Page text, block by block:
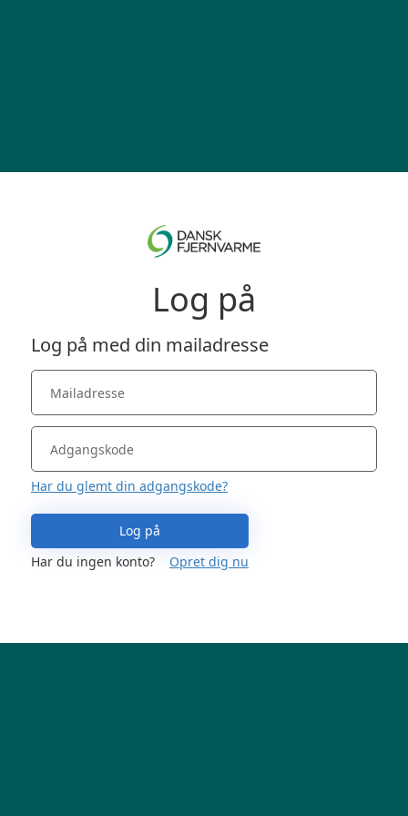
Log på
Log på med din mailadresse
Har du glemt din adgangskode?
Log på
Har du ingen konto?
Opret dig nu